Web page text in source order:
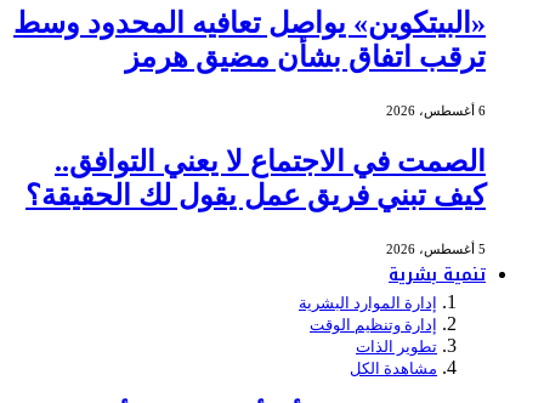
«البيتكوين» يواصل تعافيه المحدود وسط
ترقب اتفاق بشأن مضيق هرمز
6 أغسطس، 2026
الصمت في الاجتماع لا يعني التوافق..
كيف تبني فريق عمل يقول لك الحقيقة؟
5 أغسطس، 2026
تنمية بشرية
إدارة الموارد البشرية
إدارة وتنظيم الوقت
تطوير الذات
مشاهدة الكل